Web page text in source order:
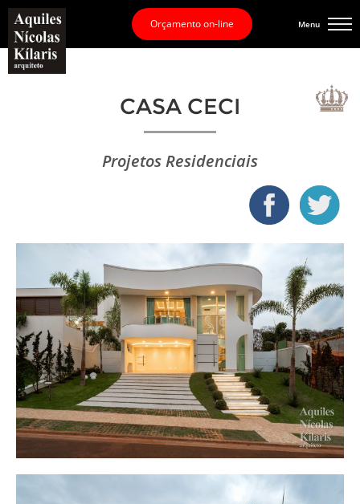
Orçamento on-line Menu
CASA CECI
Projetos Residenciais